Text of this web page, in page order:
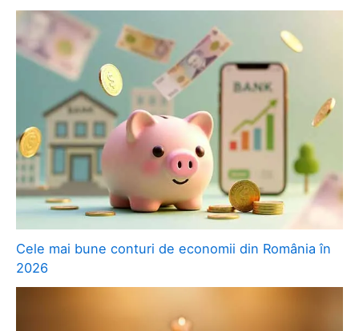
Cele mai bune conturi de economii din România în
2026